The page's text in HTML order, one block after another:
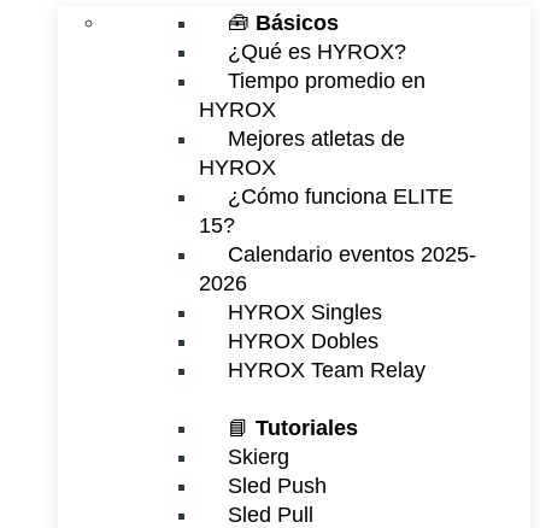
🧰 Básicos
¿Qué es HYROX?
Tiempo promedio en
HYROX
Mejores atletas de
HYROX
¿Cómo funciona ELITE
15?
Calendario eventos 2025-
2026
HYROX Singles
HYROX Dobles
HYROX Team Relay
📘 Tutoriales
Skierg
Sled Push
Sled Pull